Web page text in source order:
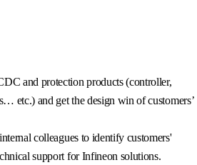
and protection products (controller,
etc.) and get the design win of customers’
colleagues to identify customers'
support for Infineon solutions.